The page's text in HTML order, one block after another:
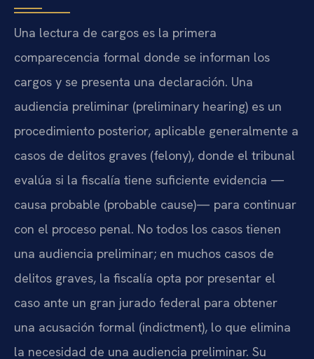
Una lectura de cargos es la primera
comparecencia formal donde se informan los
cargos y se presenta una declaración. Una
audiencia preliminar (preliminary hearing) es un
procedimiento posterior, aplicable generalmente a
casos de delitos graves (felony), donde el tribunal
evalúa si la fiscalía tiene suficiente evidencia —
causa probable (probable cause)— para continuar
con el proceso penal. No todos los casos tienen
una audiencia preliminar; en muchos casos de
delitos graves, la fiscalía opta por presentar el
caso ante un gran jurado federal para obtener
una acusación formal (indictment), lo que elimina
la necesidad de una audiencia preliminar. Su